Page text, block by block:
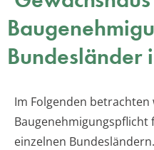
Bundesländer
Im Folgenden
Baugenehmigungspflicht
einzelnen